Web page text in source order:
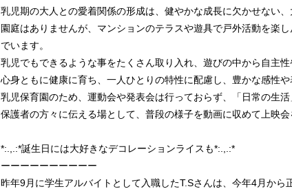
乳児期の大人との愛着関係の形成は、健やかな成長に欠かせない、
園庭はありませんが、マンションのテラスや遊具で戸外活動を楽
でいます。
乳児でもできるような事をたくさん取り入れ、遊びの中から自主
心身ともに健康に育ち、一人ひとりの特性に配慮し、豊かな感性
乳児保育園のため、運動会や発表会は行っておらず、「日常の生
保護者の方々に伝える場として、普段の様子を動画に収めて上映
*:.,.:*誕生日には大好きなデコレーションライスも*:.,.:*
ーーーーーーーーーー
昨年9月に学生アルバイトとして入職したT.Sさんは、今年4月か